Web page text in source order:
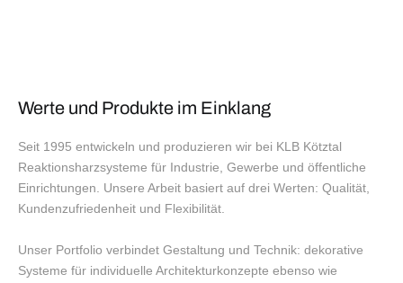
Werte und Produkte im Einklang
Seit 1995 entwickeln und produzieren wir bei KLB Kötztal
Reaktionsharzsysteme für Industrie, Gewerbe und öffentliche
Einrichtungen. Unsere Arbeit basiert auf drei Werten: Qualität,
Kundenzufriedenheit und Flexibilität.
Unser Portfolio verbindet Gestaltung und Technik: dekorative
Systeme für individuelle Architekturkonzepte ebenso wie